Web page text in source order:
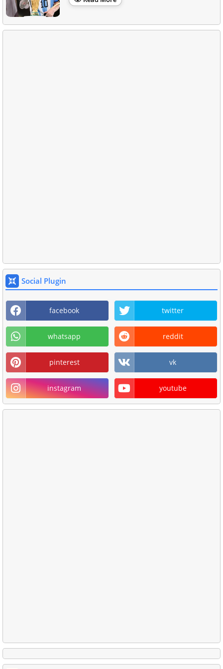
Social Plugin
facebook twitter
whatsapp reddit
pinterest vk
instagram youtube